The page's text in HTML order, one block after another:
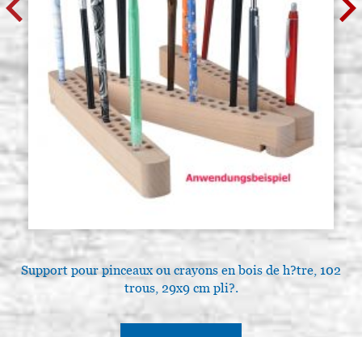
Support pour pinceaux ou crayons en bois de h?tre, 102
trous, 29x9 cm pli?.